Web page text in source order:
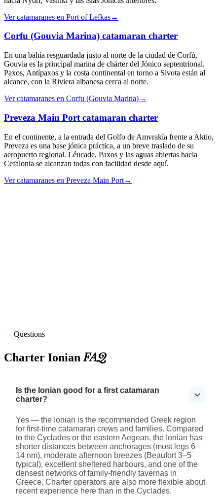
Ver catamaranes en Port of Lefkas→
Corfu (Gouvia Marina) catamaran charter
En una bahía resguardada justo al norte de la ciudad de Corfú,
Gouvia es la principal marina de chárter del Jónico septentrional.
Paxos, Antípaxos y la costa continental en torno a Sivota están al
alcance, con la Riviera albanesa cerca al norte.
Ver catamaranes en Corfu (Gouvia Marina)→
Preveza Main Port catamaran charter
En el continente, a la entrada del Golfo de Amvrakía frente a Aktio,
Preveza es una base jónica práctica, a un breve traslado de su
aeropuerto regional. Léucade, Paxos y las aguas abiertas hacia
Cefalonia se alcanzan todas con facilidad desde aquí.
Ver catamaranes en Preveza Main Port→
— Questions
Charter IonianFAQ
Is the Ionian good for a first catamaran
charter?
Yes — the Ionian is the recommended Greek region
for first-time catamaran crews and families. Compared
to the Cyclades or the eastern Aegean, the Ionian has
shorter distances between anchorages (most legs 6–
14 nm), moderate afternoon breezes (Beaufort 3–5
typical), excellent sheltered harbours, and one of the
densest networks of family-friendly tavernas in
Greece. Charter operators are also more flexible about
recent experience here than in the Cyclades.